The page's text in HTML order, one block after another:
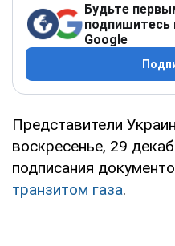
Будьте
подпишитесь
Google
Представители
воскресенье, 29
подписания
транзитом газа.